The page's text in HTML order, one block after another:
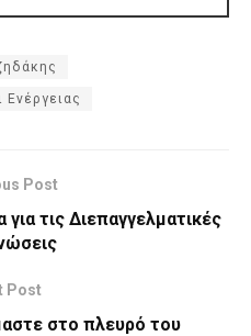
Ενέργειας
Post
τις Διεπαγγελματικές
Post
στο πλευρό του